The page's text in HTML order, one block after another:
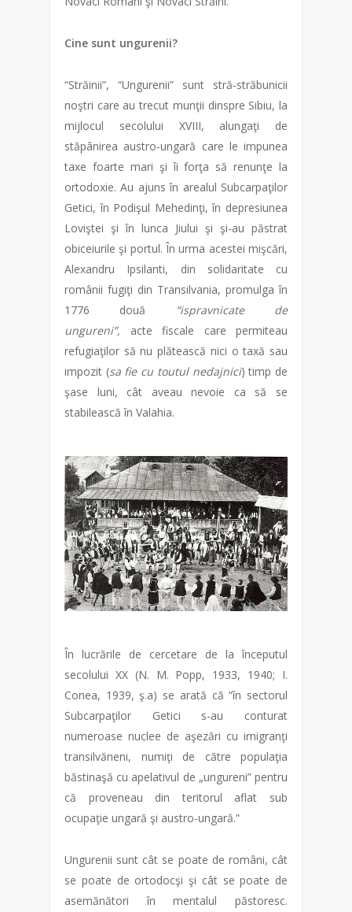
Cine sunt ungurenii?
“Străinii”, “Ungurenii” sunt stră-străbunicii
noştri care au trecut munţii dinspre Sibiu, la
mijlocul secolului XVIII, alungaţi de
stăpânirea austro-ungară care le impunea
taxe foarte mari şi îi forţa să renunţe la
ortodoxie. Au ajuns în arealul Subcarpaţilor
Getici, în Podişul Mehedinţi, în depresiunea
Loviştei şi în lunca Jiului şi şi-au păstrat
obiceiurile şi portul. În urma acestei mişcări,
Alexandru Ipsilanti, din solidaritate cu
românii fugiţi din Transilvania, promulga în
1776 două
“ispravnicate de
ungureni”, acte fiscale care permiteau
refugiaţilor să nu plătească nici o taxă sau
impozit (sa fie cu toutul nedajnici) timp de
şase luni, cât aveau nevoie ca să se
stabilească în Valahia.
În lucrările de cercetare de la începutul
secolului XX (N. M. Popp, 1933, 1940; I.
Conea, 1939, ş.a) se arată că “în sectorul
Subcarpaţilor Getici s-au conturat
numeroase nuclee de aşezări cu imigranţi
transilvăneni, numiţi de către populaţia
băstinaşă cu apelativul de „ungureni” pentru
că proveneau din teritorul aflat sub
ocupaţie ungară şi austro-ungară.”
Ungurenii sunt cât se poate de români, cât
se poate de ortodocşi şi cât se poate de
asemănători în mentalul păstoresc.